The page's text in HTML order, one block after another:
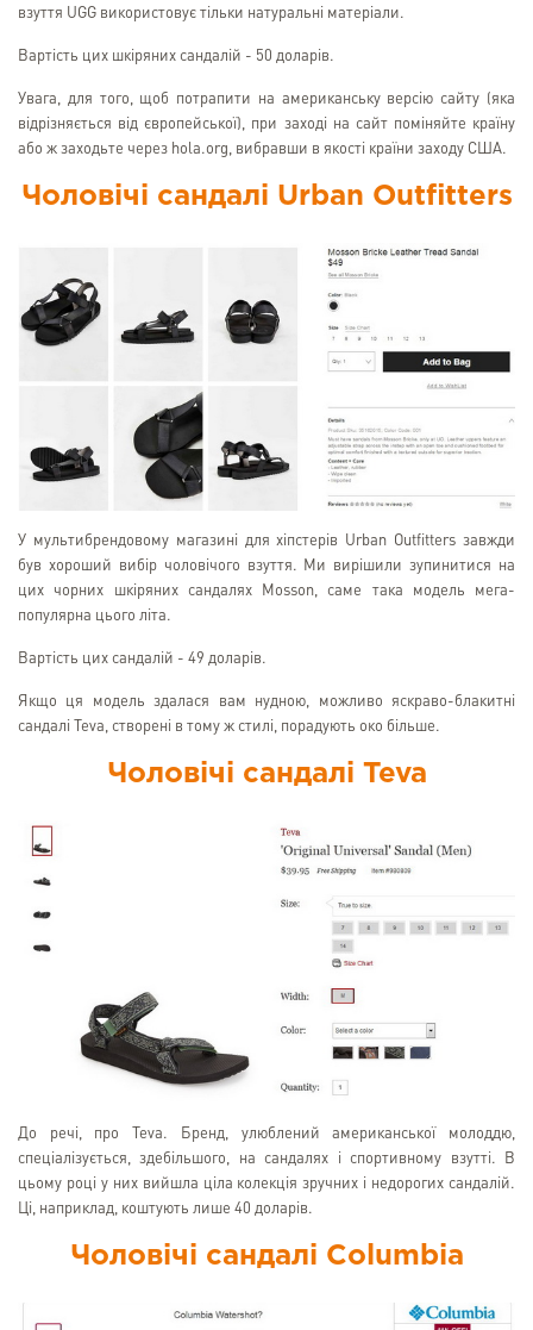
взуття UGG використовує тільки натуральні матеріали.
Вартість цих шкіряних сандалій - 50 доларів.
Увага, для того, щоб потрапити на американську версію сайту (яка
відрізняється від європейської), при заході на сайт поміняйте країну
або ж заходьте через hola.org, вибравши в якості країни заходу США.
Чоловічі сандалі Urban Outfitters
У мультибрендовому магазині для хіпстерів Urban Outfitters завжди
був хороший вибір чоловічого взуття. Ми вирішили зупинитися на
цих чорних шкіряних сандалях Mosson, саме така модель мега-
популярна цього літа.
Вартість цих сандалій - 49 доларів.
Якщо ця модель здалася вам нудною, можливо яскраво-блакитні
сандалі Teva, створені в тому ж стилі, порадують око більше.
Чоловічі сандалі Teva
До речі, про Teva. Бренд, улюблений американської молоддю,
спеціалізується, здебільшого, на сандалях і спортивному взутті. В
цьому році у них вийшла ціла колекція зручних і недорогих сандалій.
Ці, наприклад, коштують лише 40 доларів.
Чоловічі сандалі Columbia